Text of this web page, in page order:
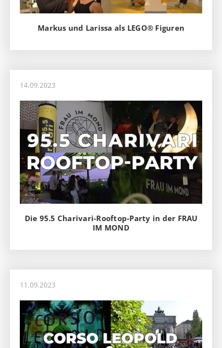
Markus und Larissa als LEGO® Figuren
14.09.2023
Die 95.5 Charivari-Rooftop-Party in der FRAU
IM MOND
11.09.2023